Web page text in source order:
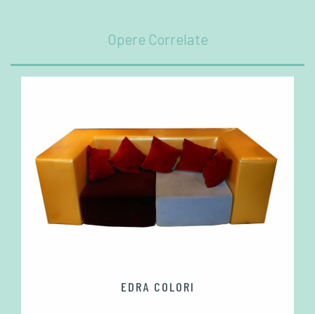
Opere Correlate
EDRA COLORI